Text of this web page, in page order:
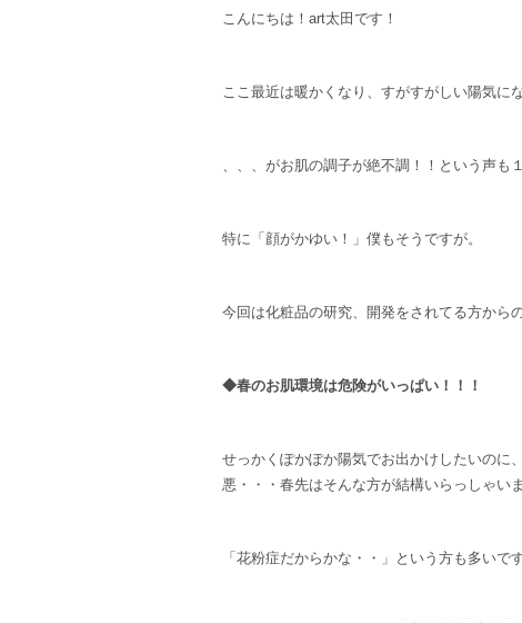
こんにちは！art太田です！
ここ最近は暖かくなり、すがすがしい陽気に
、、、がお肌の調子が絶不調！！という声も
特に「顔がかゆい！」僕もそうですが。
今回は化粧品の研究、開発をされてる方から
◆春のお肌環境は危険がいっぱい！！！
せっかくぽかぽか陽気でお出かけしたいのに
悪・・・春先はそんな方が結構いらっしゃいま
「花粉症だからかな・・」という方も多いで